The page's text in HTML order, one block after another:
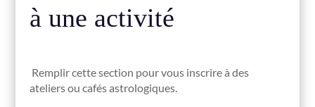
à une activité
Remplir cette section pour vous inscrire à des
ateliers ou cafés astrologiques.